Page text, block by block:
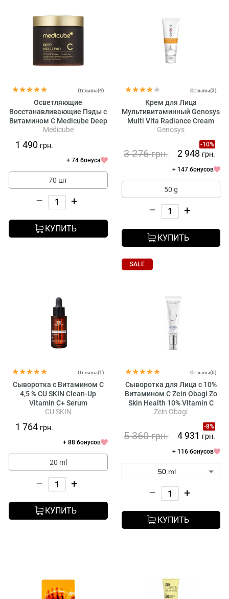
Отзывы(4)
Осветляющие
Восстанавливающие Пэды с
Витамином C Medicube Deep
Vita C Pad
Medicube
1 490 грн.
+ 74 бонуса
70 шт
– +
КУПИТЬ
Отзывы(3)
Крем для Лица
Мультивитаминный Genosys
Multi Vita Radiance Cream
Genosys
-10%
3 276грн. 2 948 грн.
+ 147 бонусов
50 g
– +
КУПИТЬ
Отзывы(1)
Сыворотка с Витамином C
4,5 % CU SKIN Clean-Up
Vitamin C+ Serum
CU SKIN
1 764 грн.
+ 88 бонусов
20 ml
– +
КУПИТЬ
SALE
Отзывы(6)
Сыворотка для Лица с 10%
Витамином С Zein Obagi Zo
Skin Health 10% Vitamin C
Self-Activating
Zein Obagi
-8%
5 360грн. 4 931 грн.
+ 116 бонусов
– +
КУПИТЬ